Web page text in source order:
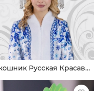
Кокошник Русская Красавица